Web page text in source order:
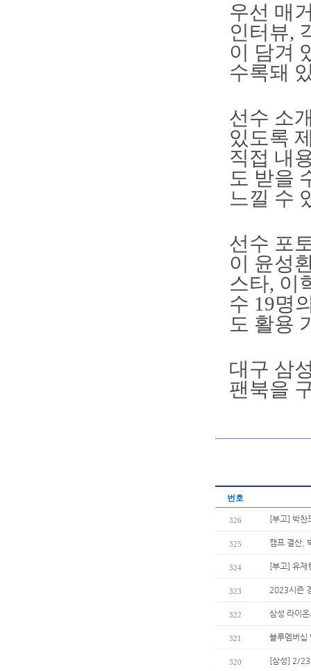
우선 매
인터뷰,
이 담겨
수록돼
선수 소
있도록
직접 내
도 받을
느낄 수
선수 포
이 윤성
스타, 이
수 19명
도 활용
대구 삼
팬북을
번호
326 [부고] 박찬
325 캠프 결산,
324 [부고] 유재
323 2023시즌
322 삼성 라이
321 블루멤버십
320 [삼성] 2/